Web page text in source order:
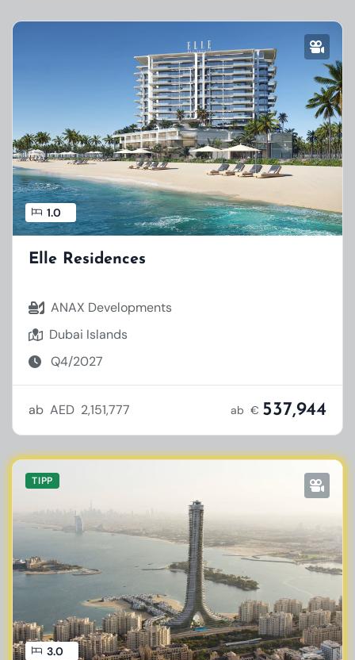
1.0
Elle Residences
ANAX Developments
Dubai Islands
Q4/2027
ab AED 2,151,777 ab € 537,944
TIPP
3.0